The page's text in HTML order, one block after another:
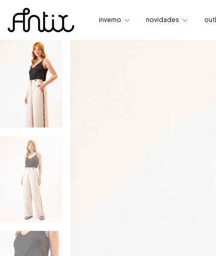
inverno novidades